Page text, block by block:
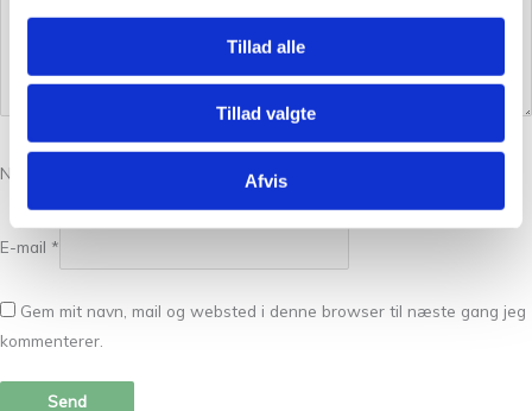
Tillad alle
Tillad valgte
Afvis
Navn
E-mail *
Gem mit navn, mail og websted i denne browser til næste gang jeg
kommenterer.